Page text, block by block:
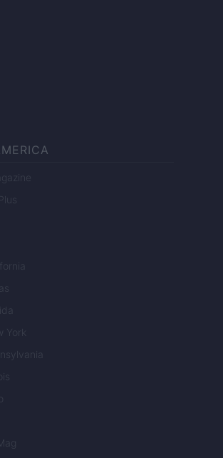
York